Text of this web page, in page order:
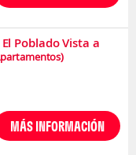
Poblado Vista a
MÁS INFORMACIÓN